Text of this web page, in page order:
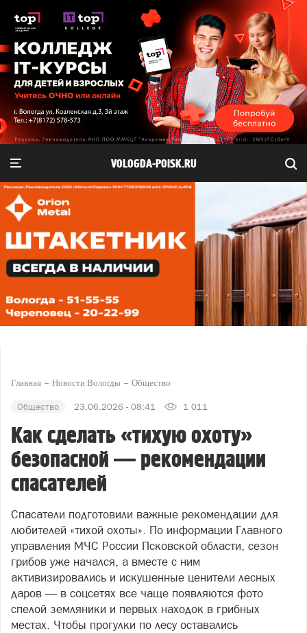
VOLOGDA-POISK.RU
Главная Новости Вологды Общество
Общество 23.06.2026 - 08:41 1 011
Как сделать «тихую охоту»
безопасной — рекомендации
спасателей
Спасатели подготовили важные рекомендации для
любителей «тихой охоты». По информации Главного
управления МЧС России Псковской области, сезон
грибов уже начался, а вместе с ним
активизировались и искушенные ценители лесных
даров — в соцсетях все чаще появляются фото
спелой земляники и первых находок в грибных
местах. Чтобы прогулки по лесу оставались